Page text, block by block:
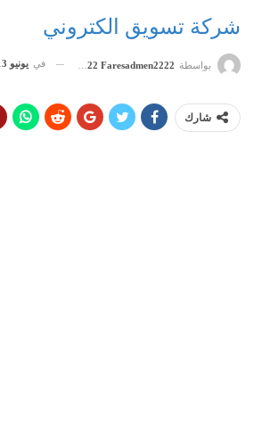
شركة تسويق الكتروني
بواسطة Admen2222 Faresadmen2222 في يونيو 13, 2023
شارك